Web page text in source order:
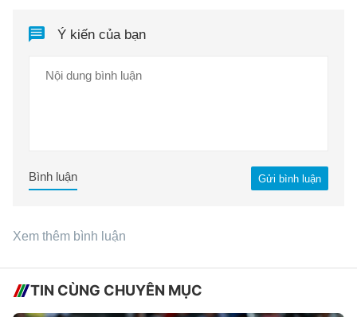
Ý kiến của bạn
Gửi bình luận
Bình luận
Xem thêm bình luận
TIN CÙNG CHUYÊN MỤC